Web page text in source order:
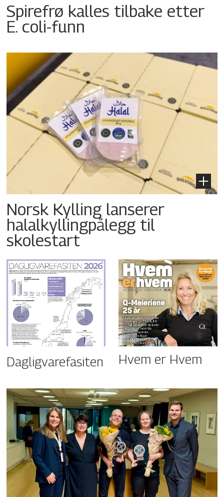
Spirefrø kalles tilbake etter
E. coli-funn
Norsk Kylling lanserer
halalkyllingpålegg til
skolestart
Dagligvarefasiten Hvem er Hvem